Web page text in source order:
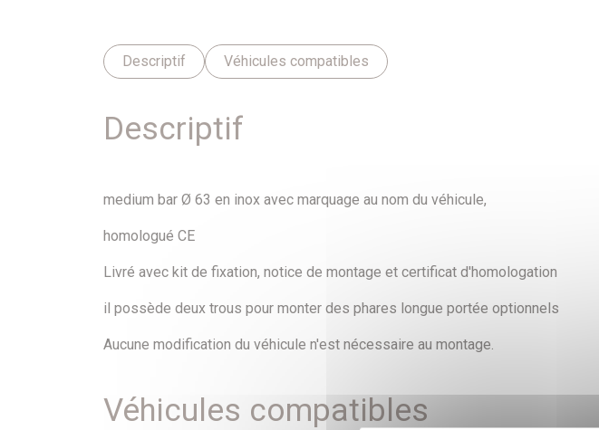
Descriptif Véhicules compatibles
Descriptif
medium bar Ø 63 en inox avec marquage au nom du véhicule,
homologué CE
Livré avec kit de fixation, notice de montage et certificat d'homologation
il possède deux trous pour monter des phares longue portée optionnels
Aucune modification du véhicule n'est nécessaire au montage.
Véhicules compatibles